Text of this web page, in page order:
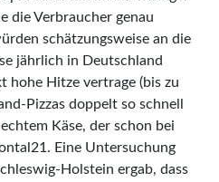
die Verbraucher genau
schätzungsweise an die
jährlich in Deutschland
hohe Hitze vertrage (bis zu
Pizzas doppelt so schnell
Käse, der schon bei
Eine Untersuchung
Holstein ergab, dass